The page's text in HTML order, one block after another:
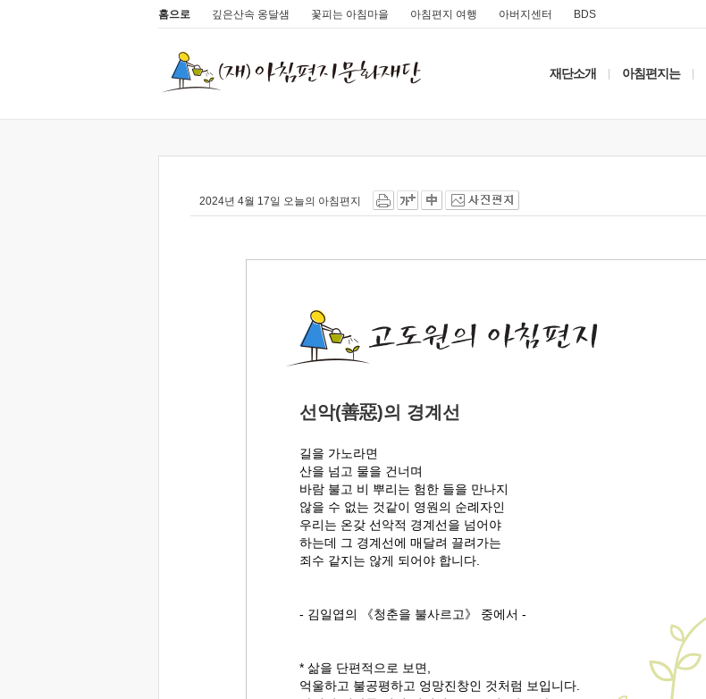
홈으로 깊은산속 옹달샘 꽃피는 아침마을 아침편지 여행 아버지센터 BDS
재단소개 아침편지는
2024년 4월 17일 오늘의 아침편지
선악(善惡)의 경계선
길을 가노라면
산을 넘고 물을 건너며
바람 불고 비 뿌리는 험한 들을 만나지
않을 수 없는 것같이 영원의 순례자인
우리는 온갖 선악적 경계선을 넘어야
하는데 그 경계선에 매달려 끌려가는
죄수 같지는 않게 되어야 합니다.
- 김일엽의 《청춘을 불사르고》 중에서 -
* 삶을 단편적으로 보면,
억울하고 불공평하고 엉망진창인 것처럼 보입니다.